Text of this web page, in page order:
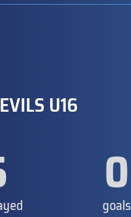
U16
0
goals